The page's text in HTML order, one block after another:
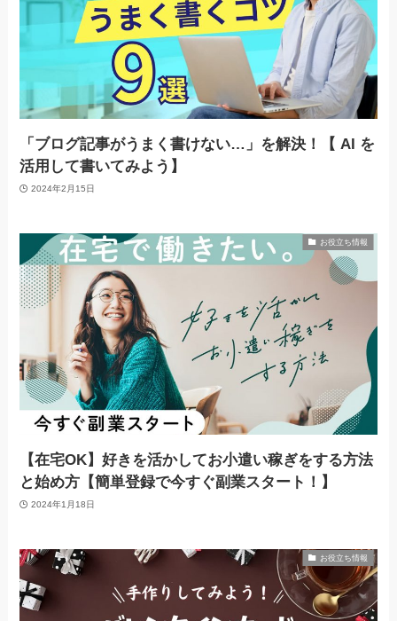
「ブログ記事がうまく書けない…」を解決！【 AI を
活用して書いてみよう】
2024年2月15日
お役立ち情報
【在宅OK】好きを活かしてお小遣い稼ぎをする方法
と始め方【簡単登録で今すぐ副業スタート！】
2024年1月18日
お役立ち情報